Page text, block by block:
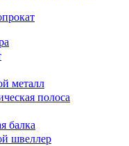
металл
полоса
балка
швеллер